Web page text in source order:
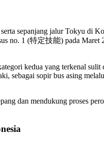
sepanjang jalur Tokyu di
no. 1 (特定技能) pada Maret
kedua yang terkenal
sebagai sopir bus asing
dan mendukung proses